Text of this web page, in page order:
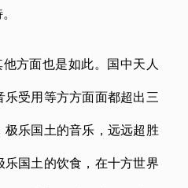
方面也是如此。国中天人
受用等方方面面都超出三
极乐国土的音乐，远远超胜
国土的饮食，在十方世界